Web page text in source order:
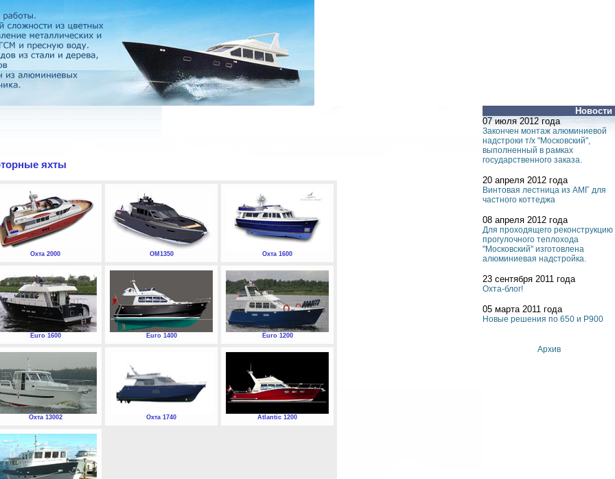
Новости
07 июля 2012 года
Закончен монтаж алюминиевой
надстроки т/х "Московский",
выполненный в рамках
государственного заказа.
20 апреля 2012 года
Винтовая лестница из АМГ для
частного коттеджа
08 апреля 2012 года
Для проходящего реконструкцию
прогулочного теплохода
"Московский" изготовлена
алюминиевая надстройка.
23 сентября 2011 года
Охта-блог!
05 марта 2011 года
Новые решения по 650 и P900
Архив
яхты
Охта 2000 ОМ1350 Охта 1600
Euro 1600 Euro 1400 Euro 1200
Охта 13002 Охта 1740 Atlantic 1200